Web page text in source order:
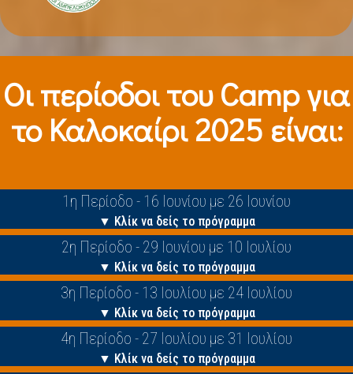
Οι περίοδοι τoυ Camp για
το Καλοκαίρι 2025 είναι:
1η Περίοδο - 16 Ιουνίου με 26 Ιουνίου
▼ Κλίκ να δείς το πρόγραμμα
2η Περίοδο - 29 Ιουνίου με 10 Ιουλίου
▼ Κλίκ να δείς το πρόγραμμα
3η Περίοδο - 13 Ιουλίου με 24 Ιουλίου
▼ Κλίκ να δείς το πρόγραμμα
4η Περίοδο - 27 Ιουλίου με 31 Ιουλίου
▼ Κλίκ να δείς το πρόγραμμα